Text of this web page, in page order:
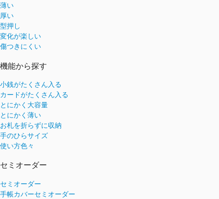
薄い
厚い
型押し
変化が楽しい
傷つきにくい
機能から探す
小銭がたくさん入る
カードがたくさん入る
とにかく大容量
とにかく薄い
お札を折らずに収納
手のひらサイズ
使い方色々
セミオーダー
セミオーダー
手帳カバーセミオーダー